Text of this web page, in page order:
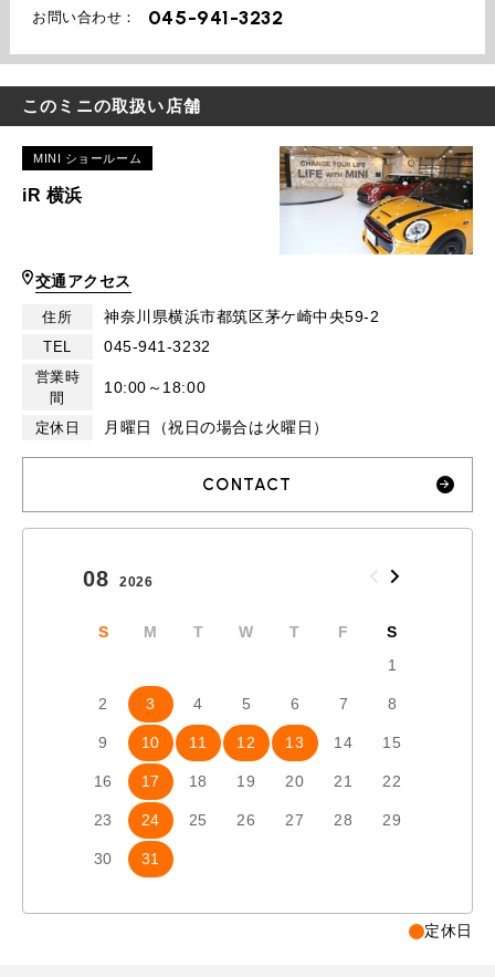
お問い合わせ： 045-941-3232
このミニの取扱い店舗
MINI ショールーム
iR 横浜
交通アクセス
住所 神奈川県横浜市都筑区茅ケ崎中央59-2
TEL 045-941-3232
営業時
間
10:00～18:00
定休日 月曜日（祝日の場合は火曜日）
CONTACT
08 2026
S M T W T F
S
1
2 3 4 5 6 7 8
9 10 11 12 13 14 15
16 17 18 19 20 21 22
23 24 25 26 27 28 29
30 31
定休日